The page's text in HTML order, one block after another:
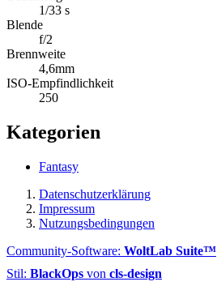
1/33 s
Blende
f/2
Brennweite
4,6mm
ISO-Empfindlichkeit
250
Kategorien
Fantasy
Datenschutzerklärung
Impressum
Nutzungsbedingungen
Community-Software: WoltLab Suite™
Stil: BlackOps von cls-design